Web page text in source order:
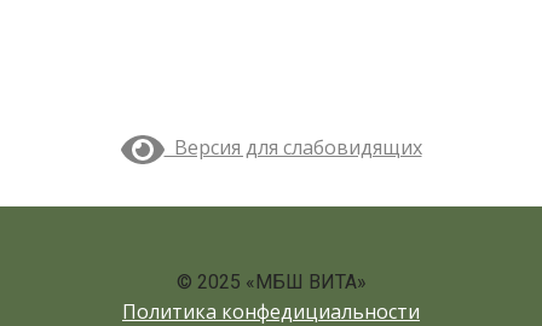
Версия для слабовидящих
© 2025 «МБШ ВИТА»
Политика конфедициальности